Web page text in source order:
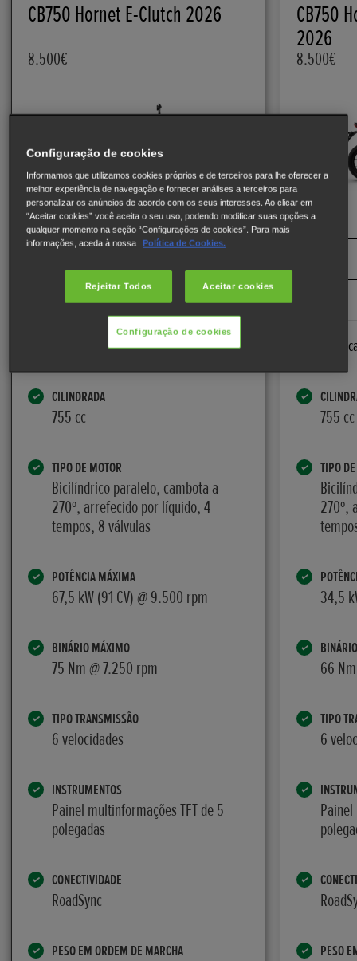
CB750 Hornet E-Clutch 2026
8.500€
Caraterísticas principais
CILINDRADA
755 cc
TIPO DE MOTOR
Bicilíndrico paralelo, cambota a
270º, arrefecido por líquido, 4
tempos, 8 válvulas
POTÊNCIA MÁXIMA
67,5 kW (91 CV) @ 9.500 rpm
BINÁRIO MÁXIMO
75 Nm @ 7.250 rpm
TIPO TRANSMISSÃO
6 velocidades
INSTRUMENTOS
Painel multinformações TFT de 5
polegadas
CONECTIVIDADE
RoadSync
PESO EM ORDEM DE MARCHA
CB750
2026
8.500€
755 cc
TIPO
270º,
34,5
66
TIPO
6
PESO
Configuração de cookies
Informamos que utilizamos cookies próprios e de terceiros para lhe oferecer a
melhor experiência de navegação e fornecer análises a terceiros para
personalizar os anúncios de acordo com os seus interesses. Ao clicar em
“Aceitar cookies” você aceita o seu uso, podendo modificar suas opções a
qualquer momento na seção “Configurações de cookies”. Para mais
informações, aceda à nossa
Política de Cookies.
Rejeitar Todos Aceitar cookies
Configuração de cookies